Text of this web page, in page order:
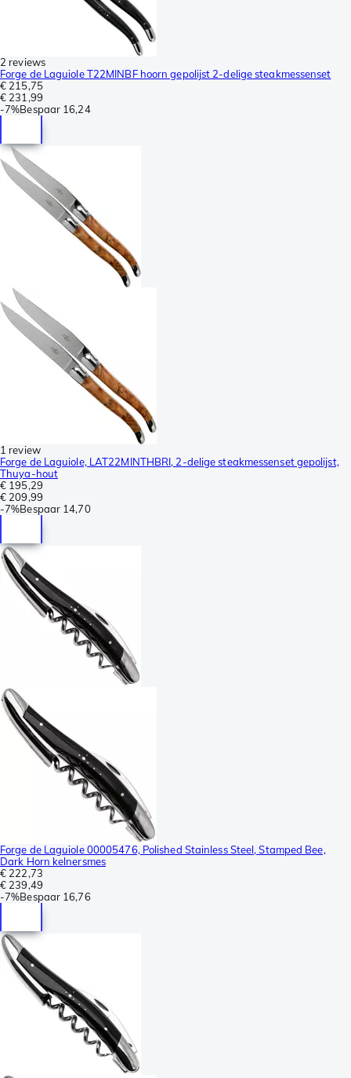
2 reviews
Forge de Laguiole T22MINBF hoorn gepolijst 2-delige steakmessenset
€ 215,75
€ 231,99
-7%Bespaar 16,24
1 review
Forge de Laguiole, LAT22MINTHBRI, 2-delige steakmessenset gepolijst,
Thuya-hout
€ 195,29
€ 209,99
-7%Bespaar 14,70
Forge de Laguiole 00005476, Polished Stainless Steel, Stamped Bee,
Dark Horn kelnersmes
€ 222,73
€ 239,49
-7%Bespaar 16,76